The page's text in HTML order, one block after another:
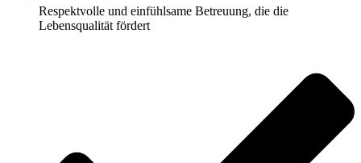
Respektvolle und einfühlsame Betreuung, die die
Lebensqualität fördert